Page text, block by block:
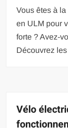
Vous êtes à
en ULM pour
forte ? Avez-
Découvrez les
Vélo